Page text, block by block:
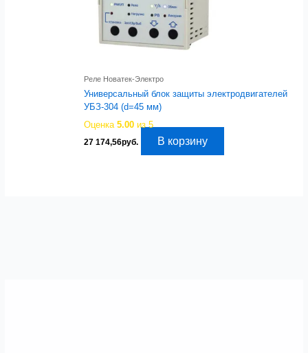
Реле Новатек-Электро
Универсальный блок защиты электродвигателей
УБЗ-304 (d=45 мм)
Оценка5.00 из 5
27 174,56руб. В корзину